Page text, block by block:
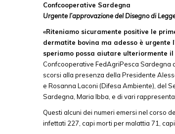
Confcooperative Sardegna
Urgente l’approvazione del Disegno di
«Riteniamo sicuramente positive le
dermatite bovina ma adesso è urgente
speriamo possa aiutare ulteriormente
Confcooperative FedAgriPesca Sardegna
scorsi alla presenza della Presidente
e Rosanna Laconi (Difesa Ambiente), del
Sardegna, Maria Ibba, e di vari
Questi alcuni dei numeri emersi nel corso
infettati 227, capi morti per malattia 71,